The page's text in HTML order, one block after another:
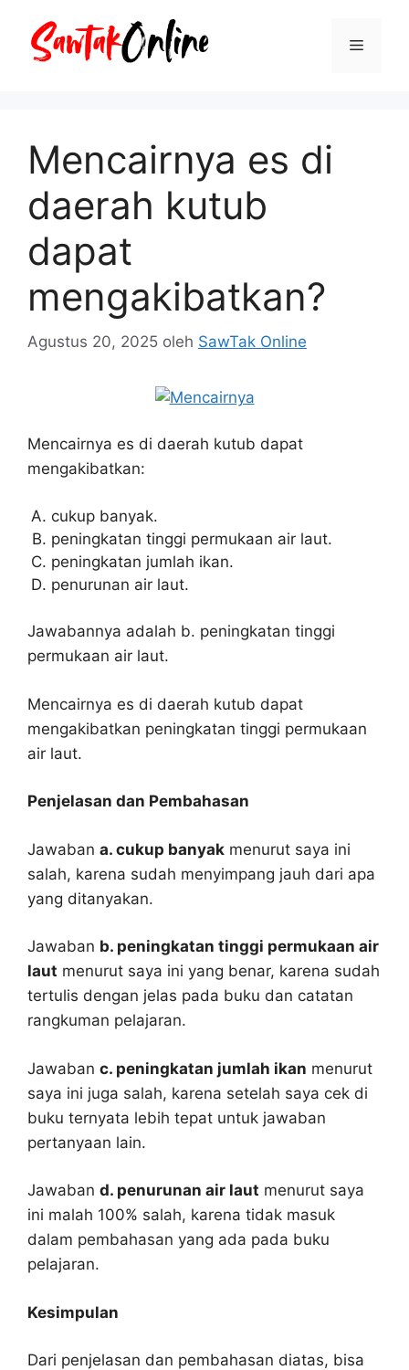
Menu
Mencairnya es di
daerah kutub
dapat
mengakibatkan?
Agustus 20, 2025 oleh SawTak Online
Mencairnya es di daerah kutub dapat
mengakibatkan:
cukup banyak.
peningkatan tinggi permukaan air laut.
peningkatan jumlah ikan.
penurunan air laut.
Jawabannya adalah b. peningkatan tinggi
permukaan air laut.
Mencairnya es di daerah kutub dapat
mengakibatkan peningkatan tinggi permukaan
air laut.
Penjelasan dan Pembahasan
Jawaban a. cukup banyak menurut saya ini
salah, karena sudah menyimpang jauh dari apa
yang ditanyakan.
Jawaban b. peningkatan tinggi permukaan air
laut menurut saya ini yang benar, karena sudah
tertulis dengan jelas pada buku dan catatan
rangkuman pelajaran.
Jawaban c. peningkatan jumlah ikan menurut
saya ini juga salah, karena setelah saya cek di
buku ternyata lebih tepat untuk jawaban
pertanyaan lain.
Jawaban d. penurunan air laut menurut saya
ini malah 100% salah, karena tidak masuk
dalam pembahasan yang ada pada buku
pelajaran.
Kesimpulan
Dari penjelasan dan pembahasan diatas, bisa